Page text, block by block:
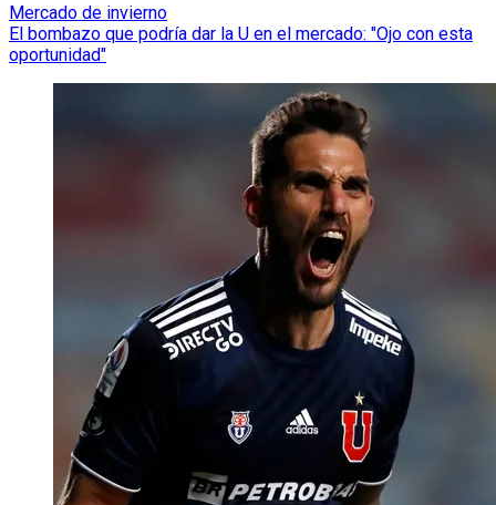
Mercado de invierno
El bombazo que podría dar la U en el mercado: "Ojo con esta
oportunidad"